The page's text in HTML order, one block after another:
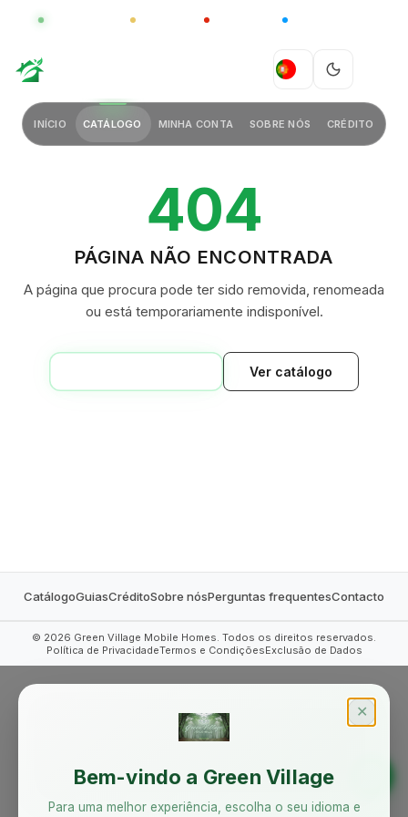
CHINA
PT
INÍCIO CATÁLOGO MINHA CONTA SOBRE NÓS CRÉDITO
404
PÁGINA NÃO ENCONTRADA
A página que procura pode ter sido removida, renomeada
ou está temporariamente indisponível.
Ver catálogo
CatálogoGuiasCréditoSobre nósPerguntas frequentesContacto
© 2026 Green Village Mobile Homes. Todos os direitos reservados.
Política de PrivacidadeTermos e CondiçõesExclusão de Dados
✕
Bem-vindo a Green Village
Para uma melhor experiência, escolha o seu idioma e